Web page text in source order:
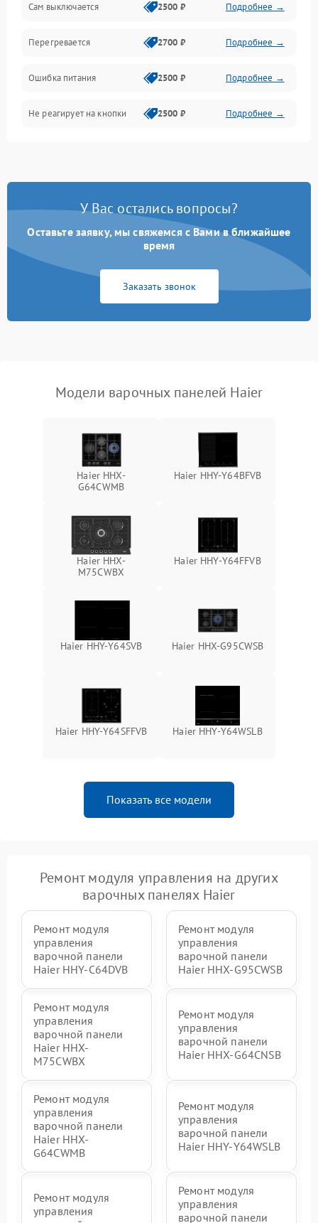
Сам выключается 2500 ₽ Подробнее →
Перегревается 2700 ₽ Подробнее →
Ошибка питания 2500 ₽ Подробнее →
Не реагирует на кнопки 2500 ₽ Подробнее →
У Вас остались вопросы?
Оставьте заявку, мы свяжемся с Вами в ближайшее
время
Заказать звонок
Модели варочных панелей Haier
Haier HHX-
G64CWMB
Haier HHY-Y64BFVB
Haier HHX-
M75CWBX
Haier HHY-Y64FFVB
Haier HHY-Y64SVB Haier HHX-G95CWSB
Haier HHY-Y64SFFVB Haier HHY-Y64WSLB
Показать все модели
Ремонт модуля управления на других
варочных панелях Haier
Ремонт модуля
управления
варочной панели
Haier HHY-C64DVB
Ремонт модуля
управления
варочной панели
Haier HHX-G95CWSB
Ремонт модуля
управления
варочной панели
Haier HHX-
M75CWBX
Ремонт модуля
управления
варочной панели
Haier HHX-G64CNSB
Ремонт модуля
управления
варочной панели
Haier HHX-
G64CWMB
Ремонт модуля
управления
варочной панели
Haier HHY-Y64WSLB
Ремонт модуля
управления
Ремонт модуля
управления
варочной панели